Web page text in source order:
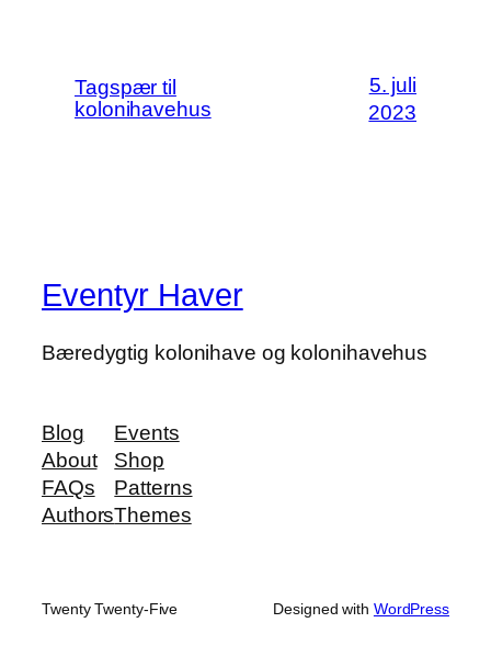
Tagspær til
kolonihavehus
5. juli
2023
Eventyr Haver
Bæredygtig kolonihave og kolonihavehus
Blog
About
FAQs
Authors
Events
Shop
Patterns
Themes
Twenty Twenty-Five Designed with WordPress